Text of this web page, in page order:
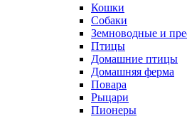
Кошки
Собаки
Земноводные и
Птицы
Домашние птицы
Домашняя ферма
Повара
Рыцари
Пионеры